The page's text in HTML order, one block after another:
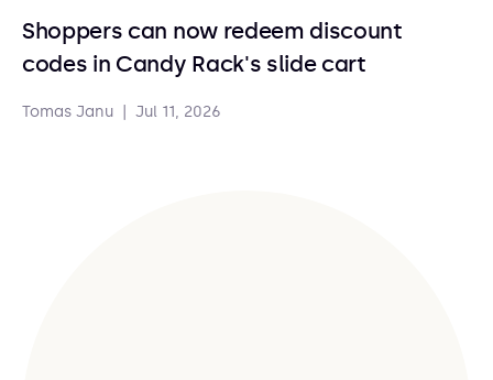
Shoppers can now redeem discount
codes in Candy Rack's slide cart
Tomas Janu Jul 11, 2026